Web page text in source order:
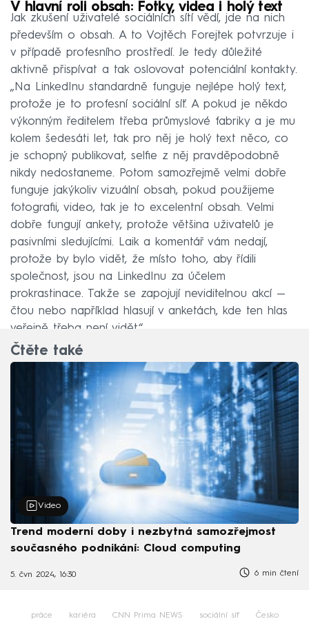
V hlavní roli obsah: Fotky, videa i holý text
Jak zkušení uživatelé sociálních sítí vědí, jde na nich
především o obsah. A to Vojtěch Forejtek potvrzuje i
v případě profesního prostředí. Je tedy důležité
aktivně přispívat a tak oslovovat potenciální kontakty.
„Na LinkedInu standardně funguje nejlépe holý text,
protože je to profesní sociální síť. A pokud je někdo
výkonným ředitelem třeba průmyslové fabriky a je mu
kolem šedesáti let, tak pro něj je holý text něco, co
je schopný publikovat, selfie z něj pravděpodobně
nikdy nedostaneme. Potom samozřejmě velmi dobře
funguje jakýkoliv vizuální obsah, pokud použijeme
fotografii, video, tak je to excelentní obsah. Velmi
dobře fungují ankety, protože většina uživatelů je
pasivními sledujícími. Laik a komentář vám nedají,
protože by bylo vidět, že místo toho, aby řídili
společnost, jsou na LinkedInu za účelem
prokrastinace. Takže se zapojují neviditelnou akcí —
čtou nebo například hlasují v anketách, kde ten hlas
veřejně třeba není vidět.“
Čtěte také
Video
Trend moderní doby i nezbytná samozřejmost
současného podnikání: Cloud computing
5. čvn 2024, 16:30 6 min čtení
práce kariéra CNN Prima NEWS sociální síť Česko